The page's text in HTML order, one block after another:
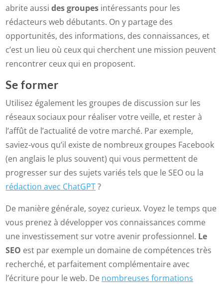
abrite aussides groupes intéressants pour les
rédacteurs web débutants. On y partage des
opportunités, des informations, des connaissances, et
c’est un lieu où ceux qui cherchent une mission peuvent
rencontrer ceux qui en proposent.
Se former
Utilisez également les groupes de discussion sur les
réseaux sociaux pour réaliser votre veille, et rester à
l’affût de l’actualité de votre marché. Par exemple,
saviez-vous qu’il existe de nombreux groupes Facebook
(en anglais le plus souvent) qui vous permettent de
progresser sur des sujets variés tels que le SEO ou la
rédaction avec ChatGPT?
De manière générale, soyez curieux. Voyez le temps que
vous prenez à développer vos connaissances comme
une investissement sur votre avenir professionnel. Le
SEO est par exemple un domaine de compétences très
recherché, et parfaitement complémentaire avec
l’écriture pour le web. De nombreuses formations